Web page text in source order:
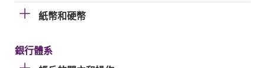
紙幣和硬幣
銀行體系